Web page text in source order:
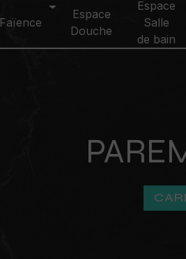
Faïence
Espace
Douche
Espace
Salle
de bain